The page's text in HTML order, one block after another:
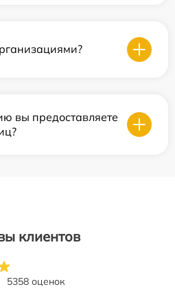
вы предоставляете
клиентов
5358 оценок